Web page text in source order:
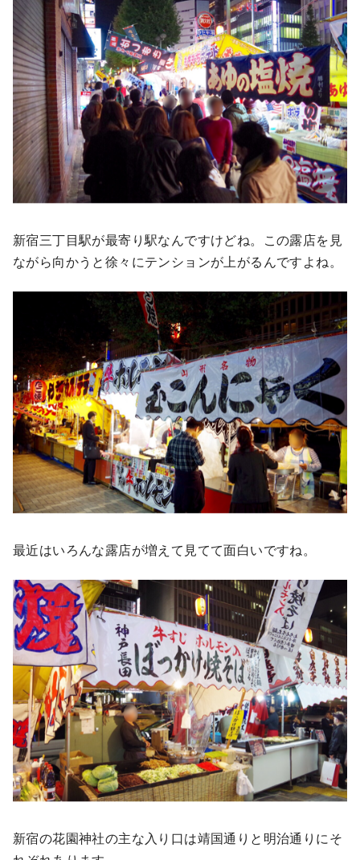
新宿三丁目駅が最寄り駅なんですけどね。この露店を見
ながら向かうと徐々にテンションが上がるんですよね。
最近はいろんな露店が増えて見てて面白いですね。
新宿の花園神社の主な入り口は靖国通りと明治通りにそ